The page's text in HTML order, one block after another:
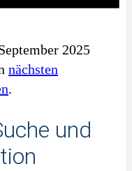
2025
nächsten
.
und